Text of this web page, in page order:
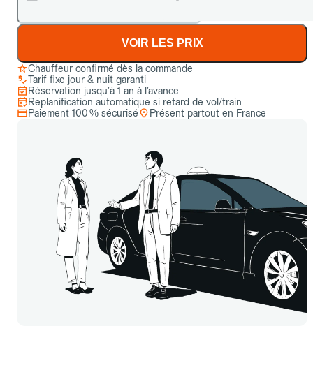
VOIR LES PRIX
Chauffeur confirmé dès la commande
Tarif fixe jour & nuit garanti
Réservation jusqu’à 1 an à l’avance
Replanification automatique si retard de vol/train
Paiement 100 % sécurisé
Présent partout en France